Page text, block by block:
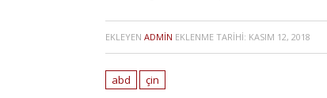
EKLEYEN ADMIN EKLENME TARIHI: KASIM 12, 2018
abd çin